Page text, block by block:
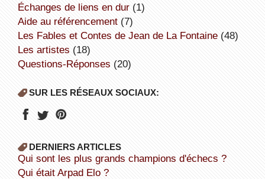
échanges de liens en dur(1)
aide au référencement(7)
Les Fables et Contes de Jean de La Fontaine(48)
Les artistes (18)
Questions-Réponses (20)
SUR LES RÉSEAUX SOCIAUX:
DERNIERS ARTICLES
Qui sont les plus grands champions d'échecs ?
Qui était Arpad Elo ?